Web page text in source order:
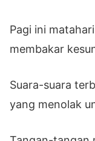
Pagi ini matahari
membakar
Suara-suara
yang menolak